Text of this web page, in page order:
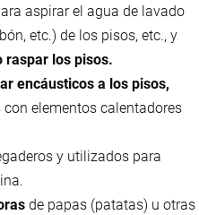
aspirar el agua de lavado
etc.) de los pisos, etc., y
raspar los pisos.
encáusticos a los pisos,
elementos calentadores
y utilizados para
de papas (patatas) u otras